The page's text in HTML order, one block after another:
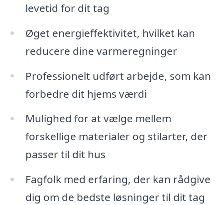
levetid for dit tag
Øget energieffektivitet, hvilket kan
reducere dine varmeregninger
Professionelt udført arbejde, som kan
forbedre dit hjems værdi
Mulighed for at vælge mellem
forskellige materialer og stilarter, der
passer til dit hus
Fagfolk med erfaring, der kan rådgive
dig om de bedste løsninger til dit tag